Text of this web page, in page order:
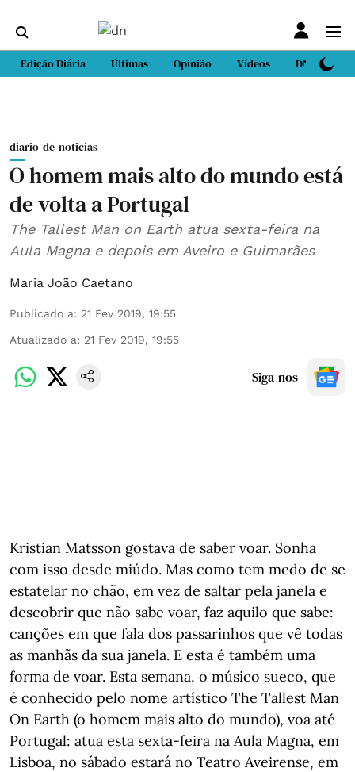
Edição Diária Últimas Opinião Vídeos DN Sport
diario-de-noticias
O homem mais alto do mundo está
de volta a Portugal
The Tallest Man on Earth atua sexta-feira na
Aula Magna e depois em Aveiro e Guimarães
Maria João Caetano
Publicado a: 21 Fev 2019, 19:55
Atualizado a: 21 Fev 2019, 19:55
Siga-nos
Kristian Matsson gostava de saber voar. Sonha
com isso desde miúdo. Mas como tem medo de se
estatelar no chão, em vez de saltar pela janela e
descobrir que não sabe voar, faz aquilo que sabe:
canções em que fala dos passarinhos que vê todas
as manhãs da sua janela. E esta é também uma
forma de voar. Esta semana, o músico sueco, que
é conhecido pelo nome artístico The Tallest Man
On Earth (o homem mais alto do mundo), voa até
Portugal: atua esta sexta-feira na Aula Magna, em
Lisboa, no sábado estará no Teatro Aveirense, em